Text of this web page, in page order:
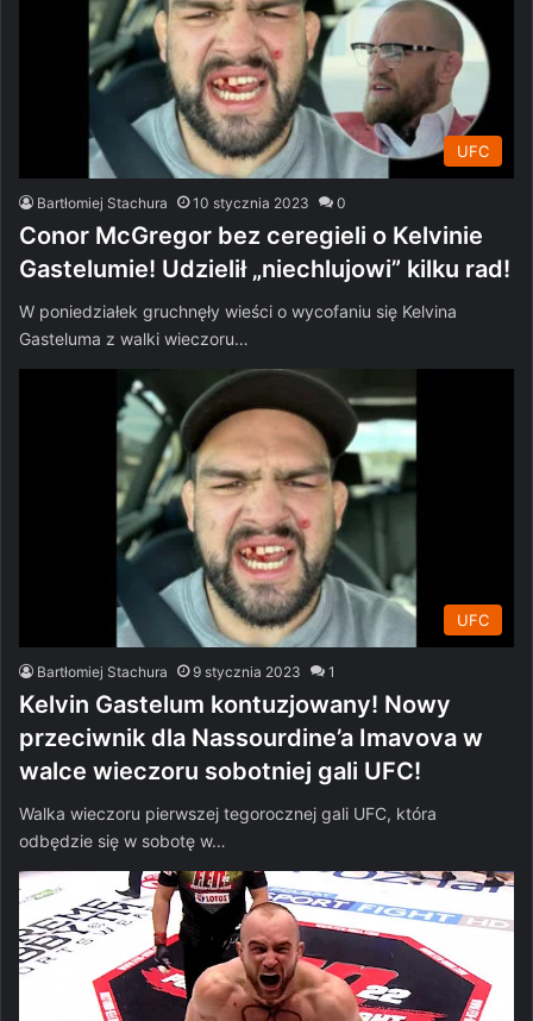
UFC
Bartłomiej Stachura 10 stycznia 2023 0
Conor McGregor bez ceregieli o Kelvinie
Gastelumie! Udzielił „niechlujowi” kilku rad!
W poniedziałek gruchnęły wieści o wycofaniu się Kelvina
Gasteluma z walki wieczoru…
UFC
Bartłomiej Stachura 9 stycznia 2023 1
Kelvin Gastelum kontuzjowany! Nowy
przeciwnik dla Nassourdine’a Imavova w
walce wieczoru sobotniej gali UFC!
Walka wieczoru pierwszej tegorocznej gali UFC, która
odbędzie się w sobotę w…